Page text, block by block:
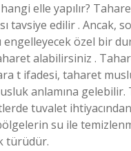
elle yapılır?
tavsiye edilir . Ancak,
engelleyecek özel bir
alabilirsiniz .
t ifadesi, taharet
anlamına gelebilir.
tuvalet
su ile
türüdür.